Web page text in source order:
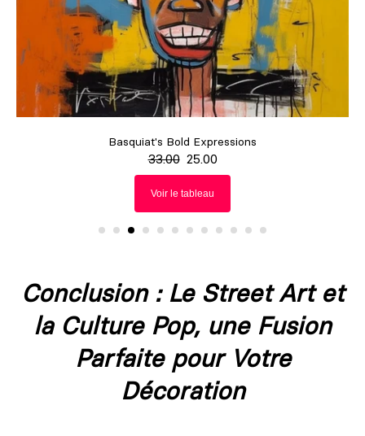
Graffiti Urban Canvas
33.00 25.00
Voir le tableau
Conclusion : Le Street Art et
la Culture Pop, une Fusion
Parfaite pour Votre
Décoration